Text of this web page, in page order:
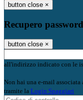
button close ×
Recupero password
button close ×
all'indirizzo indicato con le
Non hai una e-mail
tramite la Login Spaggiari